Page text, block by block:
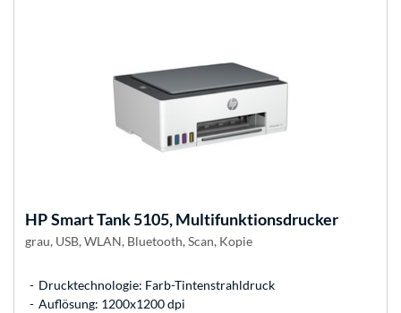
HPSmart Tank 5105, Multifunktionsdrucker
grau, USB, WLAN, Bluetooth, Scan, Kopie
Drucktechnologie: Farb-Tintenstrahldruck
Auflösung: 1200x1200 dpi